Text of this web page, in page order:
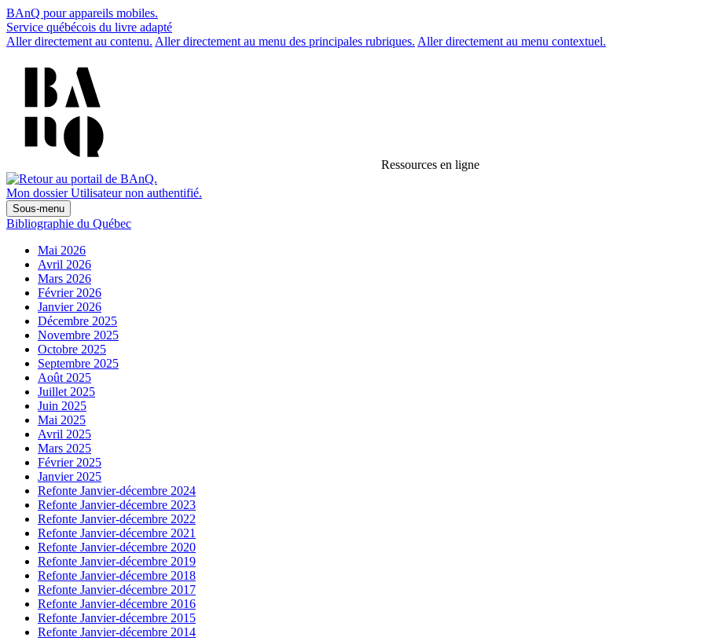
BAnQ pour appareils mobiles.
Service québécois du livre adapté
Aller directement au contenu. Aller directement au menu des principales rubriques. Aller directement au menu contextuel.
Ressources en ligne
Mon dossier Utilisateur non authentifié.
Sous-menu
Bibliographie du Québec
Mai 2026
Avril 2026
Mars 2026
Février 2026
Janvier 2026
Décembre 2025
Novembre 2025
Octobre 2025
Septembre 2025
Août 2025
Juillet 2025
Juin 2025
Mai 2025
Avril 2025
Mars 2025
Février 2025
Janvier 2025
Refonte Janvier-décembre 2024
Refonte Janvier-décembre 2023
Refonte Janvier-décembre 2022
Refonte Janvier-décembre 2021
Refonte Janvier-décembre 2020
Refonte Janvier-décembre 2019
Refonte Janvier-décembre 2018
Refonte Janvier-décembre 2017
Refonte Janvier-décembre 2016
Refonte Janvier-décembre 2015
Refonte Janvier-décembre 2014